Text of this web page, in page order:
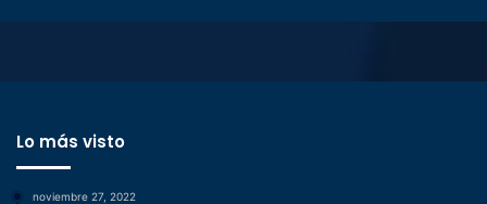
Lo más visto
noviembre 27, 2022